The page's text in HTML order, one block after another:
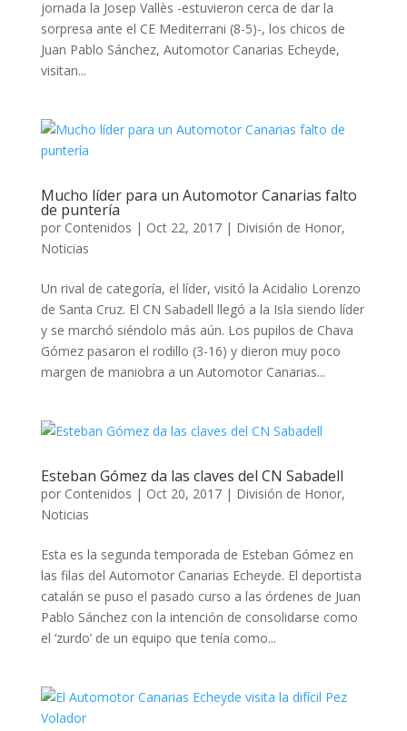
jornada la Josep Vallès -estuvieron cerca de dar la
sorpresa ante el CE Mediterrani (8-5)-, los chicos de
Juan Pablo Sánchez, Automotor Canarias Echeyde,
visitan...
Mucho líder para un Automotor Canarias falto
de puntería
por Contenidos | Oct 22, 2017| División de Honor,
Noticias
Un rival de categoría, el líder, visitó la Acidalio Lorenzo
de Santa Cruz. El CN Sabadell llegó a la Isla siendo líder
y se marchó siéndolo más aún. Los pupilos de Chava
Gómez pasaron el rodillo (3-16) y dieron muy poco
margen de maniobra a un Automotor Canarias...
Esteban Gómez da las claves del CN Sabadell
por Contenidos | Oct 20, 2017| División de Honor,
Noticias
Esta es la segunda temporada de Esteban Gómez en
las filas del Automotor Canarias Echeyde. El deportista
catalán se puso el pasado curso a las órdenes de Juan
Pablo Sánchez con la intención de consolidarse como
el ‘zurdo’ de un equipo que tenía como...